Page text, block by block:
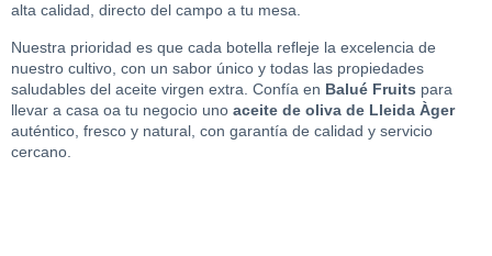
alta calidad, directo del campo a tu mesa.
Nuestra prioridad es que cada botella refleje la excelencia de
nuestro cultivo, con un sabor único y todas las propiedades
saludables del aceite virgen extra. Confía en Balué Fruits para
llevar a casa oa tu negocio uno aceite de oliva de Lleida Àger
auténtico, fresco y natural, con garantía de calidad y servicio
cercano.